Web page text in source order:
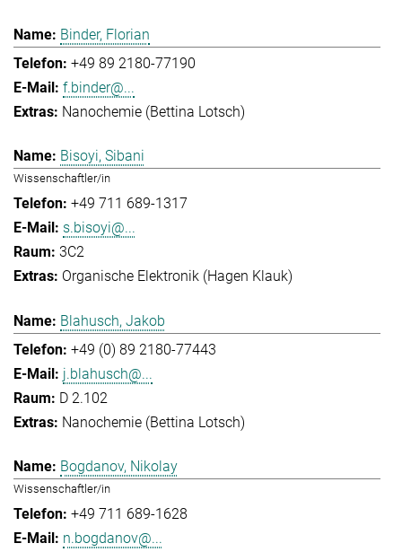
Binder, Florian
+49 89 2180-77190
f.binder@...
Nanochemie (Bettina Lotsch)
Bisoyi, Sibani
Wissenschaftler/in
+49 711 689-1317
s.bisoyi@...
3C2
Organische Elektronik (Hagen Klauk)
Blahusch, Jakob
+49 (0) 89 2180-77443
j.blahusch@...
D 2.102
Nanochemie (Bettina Lotsch)
Bogdanov, Nikolay
Wissenschaftler/in
+49 711 689-1628
n.bogdanov@...